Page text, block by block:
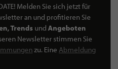
Melden Sie sich jetzt für
an und profitieren Sie
Trends undAngeboten
Newsletter stimmen Sie
zu. Eine Abmeldung